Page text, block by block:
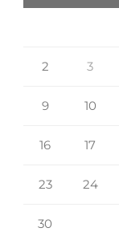
2 3
9 10
16 17
23 24
30